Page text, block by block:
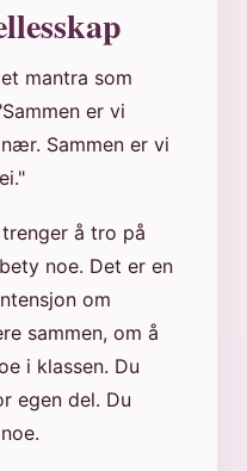
mantra som
er vi
Sammen er vi
å tro på
noe. Det er en
om
sammen, om å
i klassen. Du
egen del. Du